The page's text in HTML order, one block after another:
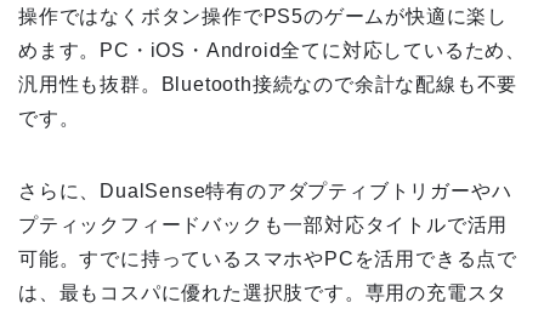
操作ではなくボタン操作でPS5のゲームが快適に楽し
めます。PC・iOS・Android全てに対応しているため、
汎用性も抜群。Bluetooth接続なので余計な配線も不要
です。
さらに、DualSense特有のアダプティブトリガーやハ
プティックフィードバックも一部対応タイトルで活用
可能。すでに持っているスマホやPCを活用できる点で
は、最もコスパに優れた選択肢です。専用の充電スタ